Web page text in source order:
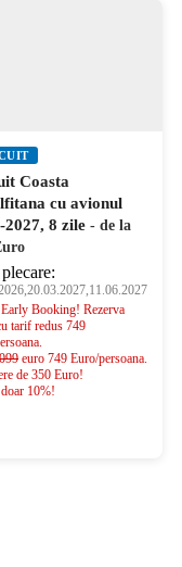
Coasta
cu avionul
2027, 8 zile - de la
Booking! Rezerva
tarif redus 749
euro 749 Euro/persoana.
de 350 Euro!
10%!